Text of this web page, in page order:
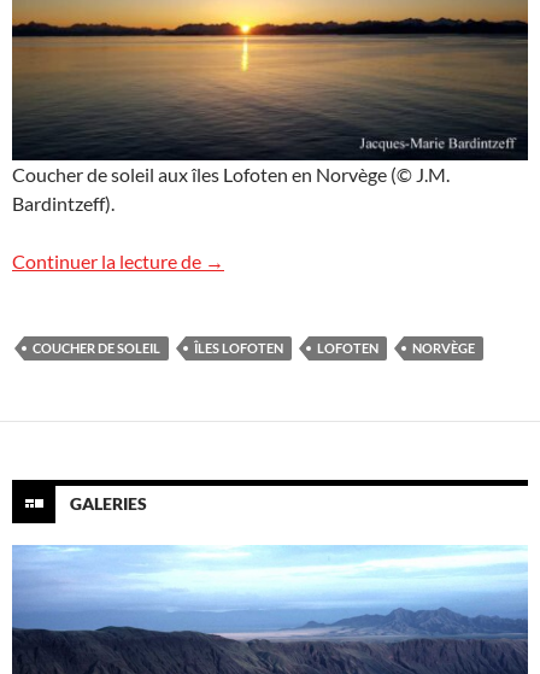
Coucher de soleil aux îles Lofoten en Norvège (© J.M.
Bardintzeff).
Continuer la lecture de Le soleil se couche aux îles Lofoten
→
COUCHER DE SOLEIL ÎLES LOFOTEN LOFOTEN NORVÈGE
GALERIES